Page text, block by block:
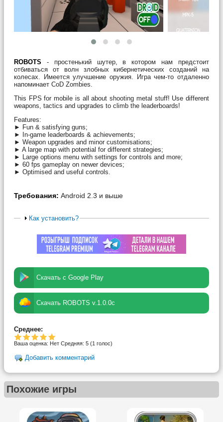
ROBOTS - простенький шутер, в котором нам предстоит
отбиваться от волн злобных кибернетических созданий на
колесах. Имеется улучшение оружия. Игра чем-то отдаленно
напоминает CoD Zombies.
This FPS for mobile is all about shooting metal stuff! Use different
weapons, tactics and upgrades to climb the leaderboards!
Features:
► Fun & satisfying guns;
► In-game leaderboards & achievements;
► Weapon upgrades and minor customisations;
► A large map with potential for different strategies;
► Large options menu with settings for controls and more;
► 60 fps gameplay on newer devices;
► Optimised and useful controls.
Требования: Android 2.3 и выше
Как установить?
Скачать с Google Play
Скачать ROBOTS v.1.0.0c
Среднее:
Ваша оценка: Нет Средняя: 5 (1 голос)
Добавить комментарий
Похожие игры